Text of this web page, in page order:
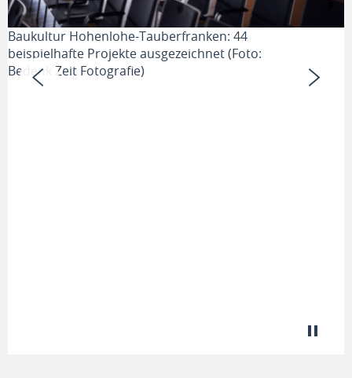
Baukultur Hohenlohe-Tauberfranken: 44
beispielhafte Projekte ausgezeichnet (Foto:
Bedenk Zeit Fotografie)
Baukultur Hohenlohe-Tauberfranken: 44
beispielhafte Projekte ausgezeichnet (Foto:
Bedenk Zeit Fotografie)